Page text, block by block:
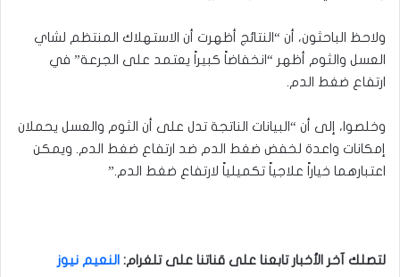
ولاحظ الباحثون، أن “النتائج أظهرت أن الاستهلاك المنتظم لشاي
العسل والثوم أظهر “انخفاضاً كبيراً يعتمد على الجرعة” في
ارتفاع ضغط الدم.
وخلصوا، إلى أن “البيانات الناتجة تدل على أن الثوم والعسل يحملان
إمكانات واعدة لخفض ضغط الدم ضد ارتفاع ضغط الدم. ويمكن
اعتبارهما خياراً علاجياً تكميلياً لارتفاع ضغط الدم.”
لتصلك آخر الأخبار تابعنا على قناتنا على تلغرام: النعيم نيوز